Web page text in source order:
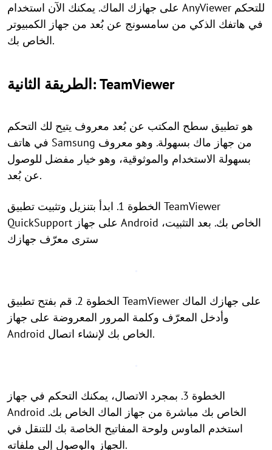
على جهازك الماك. يمكنك الآن استخدام AnyViewer للتحكم
في هاتفك الذكي من سامسونج عن بُعد من جهاز الكمبيوتر
الخاص بك.
الطريقة الثانية: TeamViewer
هو تطبيق سطح المكتب عن بُعد معروف يتيح لك التحكم
في هاتف Samsung من جهاز ماك بسهولة. وهو معروف
بسهولة الاستخدام والموثوقية، وهو خيار مفضل للوصول
عن بُعد.
الخطوة 1. ابدأ بتنزيل وتثبيت تطبيق TeamViewer
QuickSupport على جهاز Android الخاص بك. بعد التثبيت،
سترى معرّف جهازك
الخطوة 2. قم بفتح تطبيق TeamViewer على جهازك الماك
وأدخل المعرّف وكلمة المرور المعروضة على جهاز
Android الخاص بك لإنشاء اتصال.
الخطوة 3. بمجرد الاتصال، يمكنك التحكم في جهاز
Android الخاص بك مباشرة من جهاز الماك الخاص بك.
استخدم الماوس ولوحة المفاتيح الخاصة بك للتنقل في
الجهاز والوصول إلى ملفاته.